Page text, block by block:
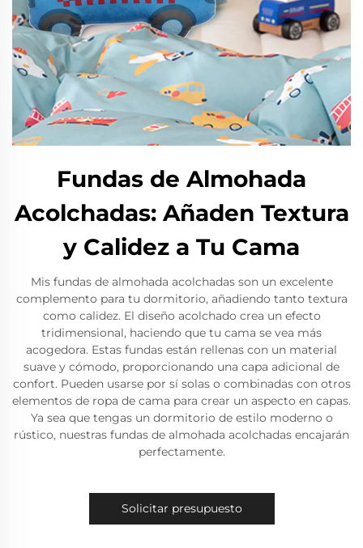
Fundas de Almohada
Acolchadas: Añaden Textura
y Calidez a Tu Cama
Mis fundas de almohada acolchadas son un excelente
complemento para tu dormitorio, añadiendo tanto textura
como calidez. El diseño acolchado crea un efecto
tridimensional, haciendo que tu cama se vea más
acogedora. Estas fundas están rellenas con un material
suave y cómodo, proporcionando una capa adicional de
confort. Pueden usarse por sí solas o combinadas con otros
elementos de ropa de cama para crear un aspecto en capas.
Ya sea que tengas un dormitorio de estilo moderno o
rústico, nuestras fundas de almohada acolchadas encajarán
perfectamente.
Solicitar presupuesto